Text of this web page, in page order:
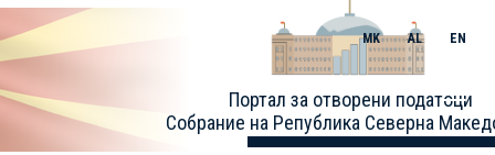
Портал за отворени податоци
Собрание на Република Северна
MK AL EN
Toggle